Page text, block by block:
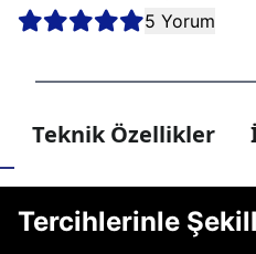
5 Yorum
Teknik Özellikler
Tercihlerinle